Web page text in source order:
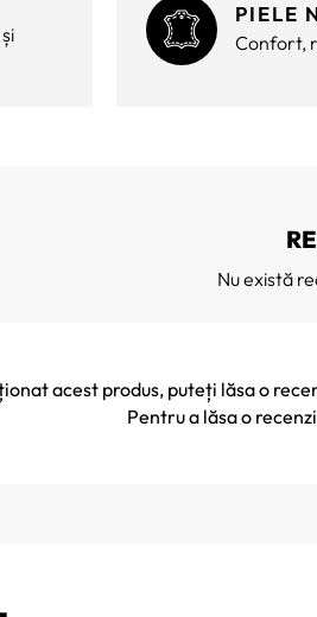
PIELE
Confort,
Nu există
acest produs, puteți lăsa o
Pentru a lăsa o